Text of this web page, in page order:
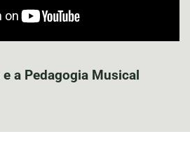
a Pedagogia Musical